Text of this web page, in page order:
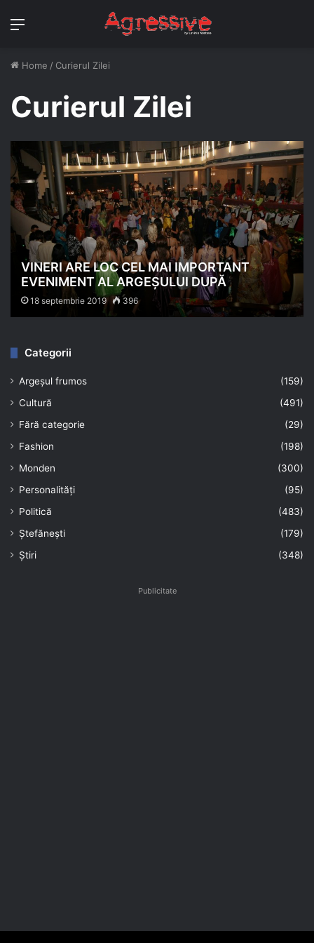
Home / Curierul Zilei
Curierul Zilei
VINERI ARE LOC CEL MAI IMPORTANT
EVENIMENT AL ARGEȘULUI DUPĂ
REVOLUȚIE
18 septembrie 2019 396
Categorii
Argeșul frumos
(159)
Cultură
(491)
Fără categorie
(29)
Fashion
(198)
Monden
(300)
Personalități
(95)
Politică
(483)
Ștefănești
(179)
Știri
(348)
Publicitate